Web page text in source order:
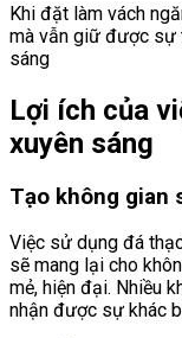
Khi đặt làm vách
mà vẫn giữ được sự
sáng
Lợi ích của
xuyên sáng
Tạo không gian
Việc sử dụng đá
sẽ mang lại cho
mẻ, hiện đại. Nhiều
nhận được sự khác